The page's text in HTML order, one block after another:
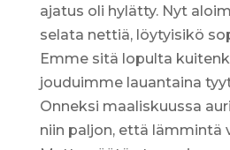
ajatus oli hylätty. Nyt
selata nettiä, löytyisikö
Emme sitä lopulta
jouduimme lauantaina
Onneksi maaliskuussa
niin paljon, että lämmintä